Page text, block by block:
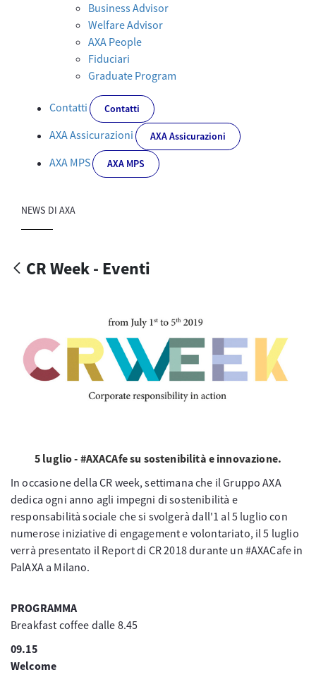
Business Advisor
Welfare Advisor
AXA People
Fiduciari
Graduate Program
Contatti Contatti
AXA Assicurazioni AXA Assicurazioni
AXA MPS AXA MPS
NEWS DI AXA
CR Week - Eventi
5 luglio - #AXACAfe su sostenibilità e innovazione.
In occasione della CR week, settimana che il Gruppo AXA
dedica ogni anno agli impegni di sostenibilità e
responsabilità sociale che si svolgerà dall'1 al 5 luglio con
numerose iniziative di engagement e volontariato, il 5 luglio
verrà presentato il Report di CR 2018 durante un #AXACafe in
PalAXA a Milano.
PROGRAMMA
Breakfast coffee dalle 8.45
09.15
Welcome